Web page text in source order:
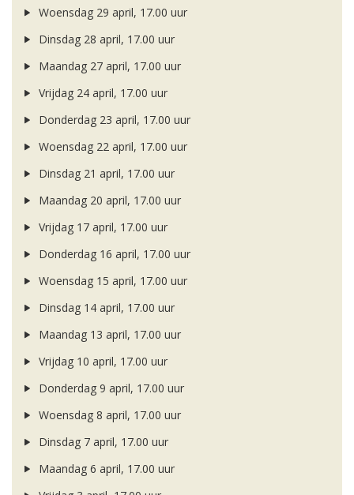
Woensdag 29 april, 17.00 uur
Dinsdag 28 april, 17.00 uur
Maandag 27 april, 17.00 uur
Vrijdag 24 april, 17.00 uur
Donderdag 23 april, 17.00 uur
Woensdag 22 april, 17.00 uur
Dinsdag 21 april, 17.00 uur
Maandag 20 april, 17.00 uur
Vrijdag 17 april, 17.00 uur
Donderdag 16 april, 17.00 uur
Woensdag 15 april, 17.00 uur
Dinsdag 14 april, 17.00 uur
Maandag 13 april, 17.00 uur
Vrijdag 10 april, 17.00 uur
Donderdag 9 april, 17.00 uur
Woensdag 8 april, 17.00 uur
Dinsdag 7 april, 17.00 uur
Maandag 6 april, 17.00 uur